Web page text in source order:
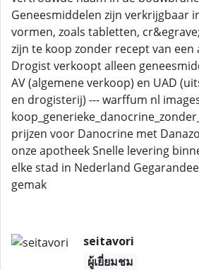
Geneesmiddelen zijn verkrijgbaar
vormen, zoals tabletten,
zijn te koop zonder recept van een
Drogist verkoopt alleen
AV (algemene verkoop) en UAD
en drogisterij) --- warffum nl
prijzen voor Danocrine met
onze apotheek Snelle levering
elke stad in Nederland
gemak
seitavori
ผู้เยี่ยมชม